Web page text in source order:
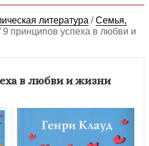
литература /Семья,
9 принципов успеха в любви и
в любви и жизни